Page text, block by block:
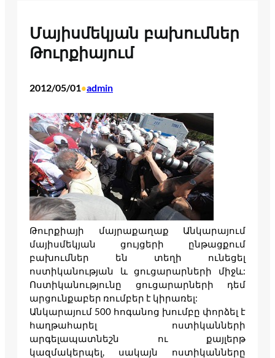
Մայիսմեկյան բախումներ
Թուրքիայում
2012/05/01•admin
Թուրքիայի մայրաքաղաք Անկարայում
մայիսմեկյան ցույցերի ընթացքում
բախումներ են տեղի ունեցել
ոստիկանության և ցուցարարների միջև:
Ոստիկանությունը ցուցարարների դեմ
արցունքաբեր ռումբեր է կիրառել:
Անկարայում 500 հոգանոց խումբը փորձել է
հաղթահարել ոստիկանների
արգելապատնեշն ու քայլերթ
կազմակերպել, սակայն ոստիկանները